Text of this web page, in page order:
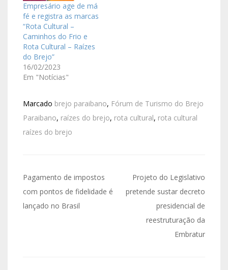
Empresário age de má
fé e registra as marcas
“Rota Cultural –
Caminhos do Frio e
Rota Cultural – Raízes
do Brejo”
16/02/2023
Em "Notícias"
Marcado brejo paraibano, Fórum de Turismo do Brejo
Paraibano, raízes do brejo, rota cultural, rota cultural
raízes do brejo
Pagamento de impostos
com pontos de fidelidade é
lançado no Brasil
Projeto do Legislativo
pretende sustar decreto
presidencial de
reestruturação da
Embratur